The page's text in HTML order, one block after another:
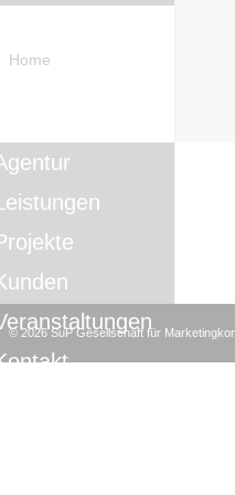
Home
©2026SuP Gesellschaft für